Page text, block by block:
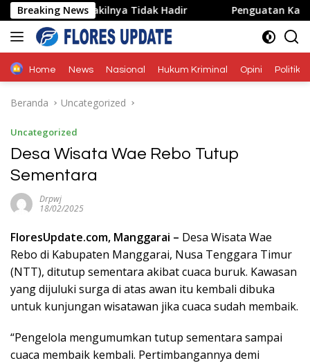
Langsung
ke
konten
Breaking News
Wakilnya Tidak Hadir Penguatan Kapasitas
Home News Nasional Hukum Kriminal Opini Politik
Beranda Uncategorized
Uncategorized
Desa Wisata Wae Rebo Tutup
Sementara
Drpwj
18/02/2025
FloresUpdate.com, Manggarai – Desa Wisata Wae
Rebo di Kabupaten Manggarai, Nusa Tenggara Timur
(NTT), ditutup sementara akibat cuaca buruk. Kawasan
yang dijuluki surga di atas awan itu kembali dibuka
untuk kunjungan wisatawan jika cuaca sudah membaik.
“Pengelola mengumumkan tutup sementara sampai
cuaca membaik kembali. Pertimbangannya demi